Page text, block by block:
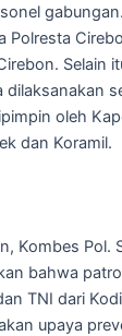
Polresta
Selain
dilaksanakan
oleh
dan Koramil.
Kombes Pol.
bahwa
TNI dari
upaya